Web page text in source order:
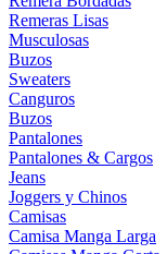
Remeras Lisas
Musculosas
Buzos
Sweaters
Canguros
Buzos
Pantalones
Pantalones & Cargos
Jeans
Joggers y Chinos
Camisas
Camisa Manga Larga